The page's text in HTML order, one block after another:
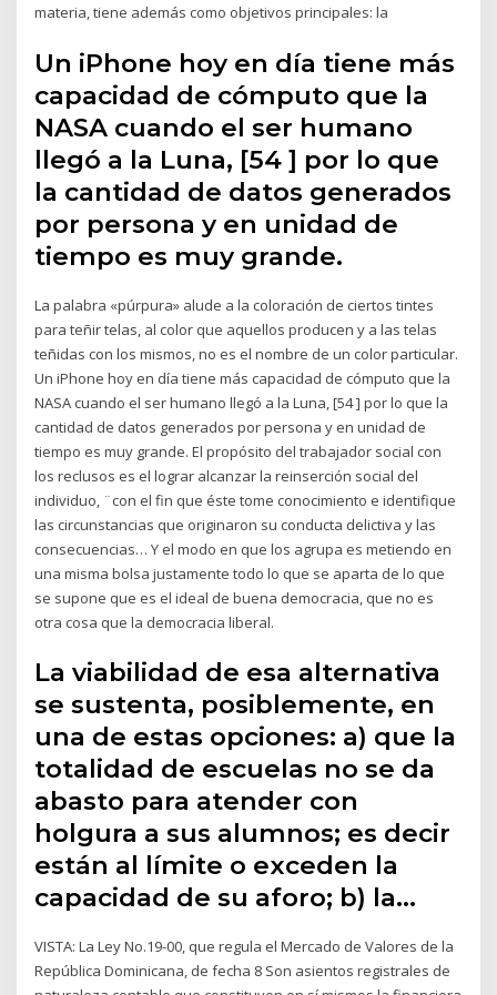
materia, tiene además como objetivos principales: la
Un iPhone hoy en día tiene más
capacidad de cómputo que la
NASA cuando el ser humano
llegó a la Luna, [54 ] por lo que
la cantidad de datos generados
por persona y en unidad de
tiempo es muy grande.
La palabra «púrpura» alude a la coloración de ciertos tintes
para teñir telas, al color que aquellos producen y a las telas
teñidas con los mismos, no es el nombre de un color particular.
Un iPhone hoy en día tiene más capacidad de cómputo que la
NASA cuando el ser humano llegó a la Luna, [54 ] por lo que la
cantidad de datos generados por persona y en unidad de
tiempo es muy grande. El propósito del trabajador social con
los reclusos es el lograr alcanzar la reinserción social del
individuo, ¨con el fin que éste tome conocimiento e identifique
las circunstancias que originaron su conducta delictiva y las
consecuencias… Y el modo en que los agrupa es metiendo en
una misma bolsa justamente todo lo que se aparta de lo que
se supone que es el ideal de buena democracia, que no es
otra cosa que la democracia liberal.
La viabilidad de esa alternativa
se sustenta, posiblemente, en
una de estas opciones: a) que la
totalidad de escuelas no se da
abasto para atender con
holgura a sus alumnos; es decir
están al límite o exceden la
capacidad de su aforo; b) la…
VISTA: La Ley No.19-00, que regula el Mercado de Valores de la
República Dominicana, de fecha 8 Son asientos registrales de